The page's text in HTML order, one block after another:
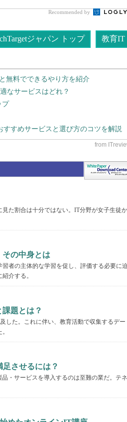
Recommended by
ジャパン トップ 教育IT
無料でできるやり方を紹介
なサービスはどれ？
プ
すすめサービスと選び方のコツを解説
た割合は十分ではない。IT分野が女子生徒か
の中身とは
者の主体的な学習を促し、評価する必要に迫
介する。
題とは？
した。これに伴い、教育活動で収集するデー
させるには？
・サービスを導入するのは至難の業だ。テネ